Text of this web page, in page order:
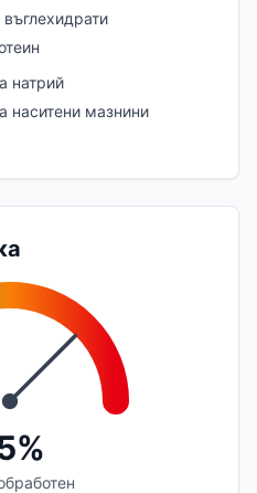
натрий
наситени мазнини